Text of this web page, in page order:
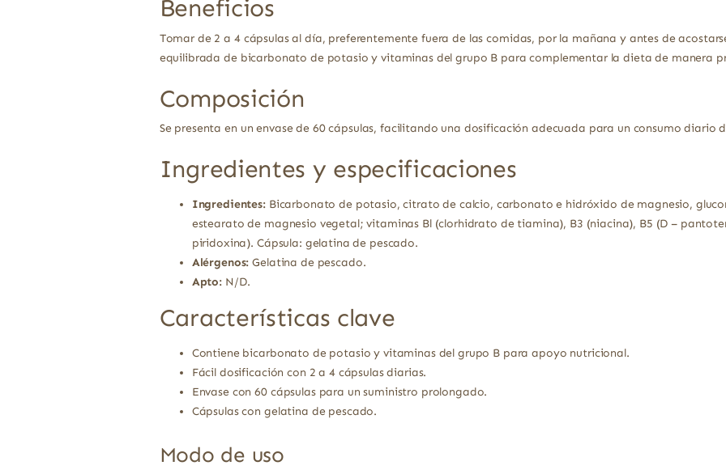
Beneficios
Tomar de 2 a 4 cápsulas al día, preferentemente fuera de las comidas, por la mañana y antes de
equilibrada de bicarbonato de potasio y vitaminas del grupo B para complementar la dieta de manera
Composición
Se presenta en un envase de 60 cápsulas, facilitando una dosificación adecuada para un consumo diario
Ingredientes y especificaciones
Ingredientes:Bicarbonato de potasio, citrato de calcio, carbonato e hidróxido de magnesio,
estearato de magnesio vegetal; vitaminas Bl (clorhidrato de tiamina), B3 (niacina), B5 (D –
piridoxina). Cápsula: gelatina de pescado.
Alérgenos: Gelatina de pescado.
Apto: N/D.
Características clave
Contiene bicarbonato de potasio y vitaminas del grupo B para apoyo nutricional.
Fácil dosificación con 2 a 4 cápsulas diarias.
Envase con 60 cápsulas para un suministro prolongado.
Cápsulas con gelatina de pescado.
Modo de uso